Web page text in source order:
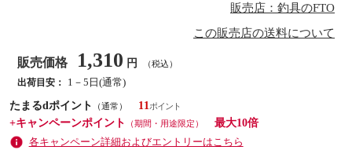
販売店：釣具のFTO
この販売店の送料について
販売価格 1,310 円 （税込）
出荷目安：
1－5日(通常)
たまるdポイント
（通常）
11
+キャンペーンポイント
（期間・用途限定）
最大10倍
各キャンペーン詳細およびエントリーはこちら